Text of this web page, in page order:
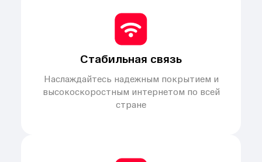
Стабильная связь
Наслаждайтесь надежным покрытием и
высокоскоростным интернетом по всей
стране